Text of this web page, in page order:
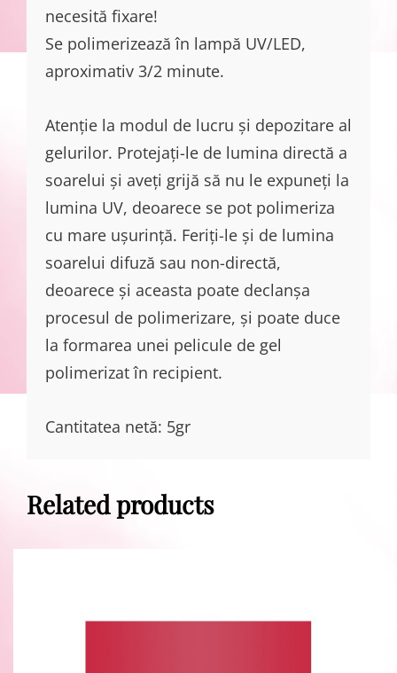
necesită fixare!
Se polimerizează în lampă UV/LED,
aproximativ 3/2 minute.
Atenție la modul de lucru și depozitare al
gelurilor. Protejați-le de lumina directă a
soarelui și aveți grijă să nu le expuneți la
lumina UV, deoarece se pot polimeriza
cu mare ușurință. Feriți-le și de lumina
soarelui difuză sau non-directă,
deoarece și aceasta poate declanșa
procesul de polimerizare, și poate duce
la formarea unei pelicule de gel
polimerizat în recipient.
Cantitatea netă: 5gr
Related products